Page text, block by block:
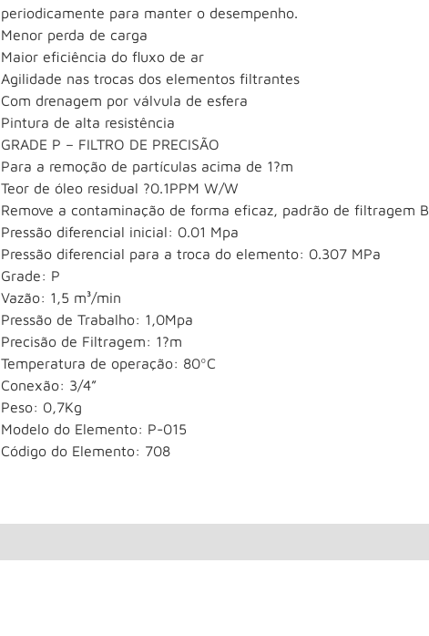
periodicamente para manter o desempenho.
Menor perda de carga
Maior eficiência do fluxo de ar
Agilidade nas trocas dos elementos filtrantes
Com drenagem por válvula de esfera
Pintura de alta resistência
GRADE P – FILTRO DE PRECISÃO
Para a remoção de partículas acima de 1?m
Teor de óleo residual ?0.1PPM W/W
Remove a contaminação de forma eficaz, padrão de filtragem B
Pressão diferencial inicial: 0.01 Mpa
Pressão diferencial para a troca do elemento: 0.307 MPa
Grade: P
Vazão: 1,5 m³/min
Pressão de Trabalho: 1,0Mpa
Precisão de Filtragem: 1?m
Temperatura de operação: 80ºC
Conexão: 3/4”
Peso: 0,7Kg
Modelo do Elemento: P-015
Código do Elemento: 708